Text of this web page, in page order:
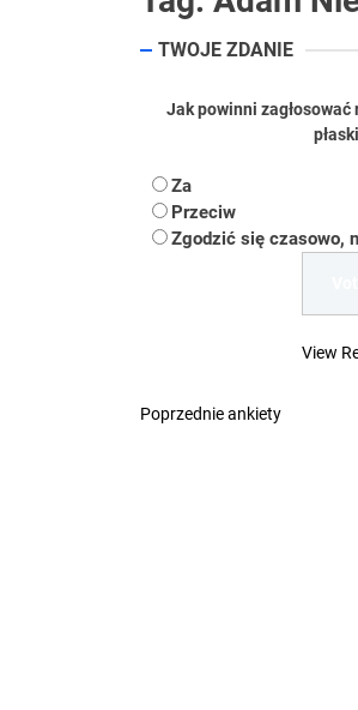
TWOJE ZDANIE
Jak powinni zagłosować
Za
Przeciw
Zgodzić się czasowo,
View
Poprzednie ankiety